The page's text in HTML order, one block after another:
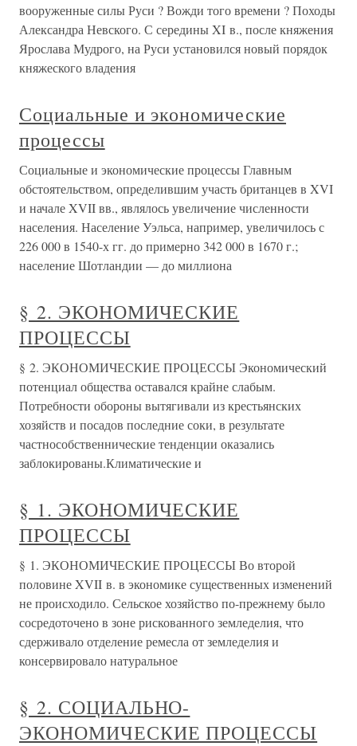
вооруженные силы Руси ? Вожди того времени ? Походы
Александра Невского. С середины XI в., после княжения
Ярослава Мудрого, на Руси установился новый порядок
княжеского владения
Социальные и экономические
процессы
Социальные и экономические процессы Главным
обстоятельством, определившим участь британцев в XVI
и начале XVII вв., являлось увеличение численности
населения. Население Уэльса, например, увеличилось с
226 000 в 1540-х гг. до примерно 342 000 в 1670 г.;
население Шотландии — до миллиона
§ 2. ЭКОНОМИЧЕСКИЕ
ПРОЦЕССЫ
§ 2. ЭКОНОМИЧЕСКИЕ ПРОЦЕССЫ Экономический
потенциал общества оставался крайне слабым.
Потребности обороны вытягивали из крестьянских
хозяйств и посадов последние соки, в результате
частнособственнические тенденции оказались
заблокированы.Климатические и
§ 1. ЭКОНОМИЧЕСКИЕ
ПРОЦЕССЫ
§ 1. ЭКОНОМИЧЕСКИЕ ПРОЦЕССЫ Во второй
половине XVII в. в экономике существенных изменений
не происходило. Сельское хозяйство по-прежнему было
сосредоточено в зоне рискованного земледелия, что
сдерживало отделение ремесла от земледелия и
консервировало натуральное
§ 2. СОЦИАЛЬНО-
ЭКОНОМИЧЕСКИЕ ПРОЦЕССЫ